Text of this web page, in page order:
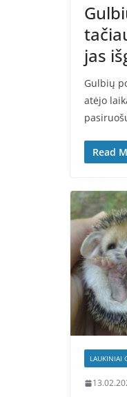
jas
Gulbių
atėjo
Read
LAUKINIAI